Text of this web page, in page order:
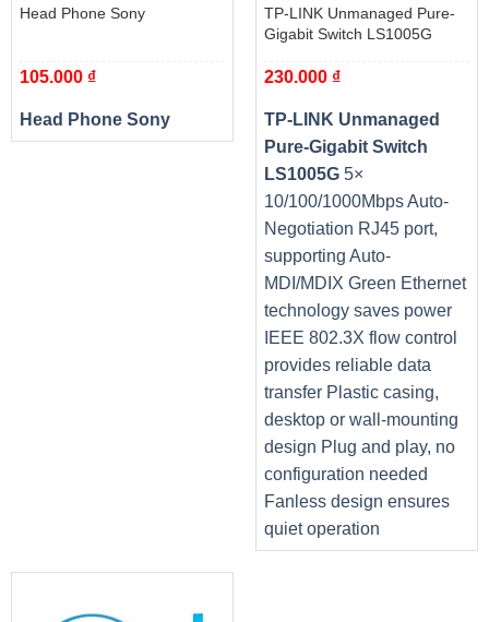
Head Phone Sony
105.000 ₫
Head Phone Sony
TP-LINK Unmanaged Pure-
Gigabit Switch LS1005G
230.000 ₫
TP-LINK Unmanaged
Pure-Gigabit Switch
LS1005G5×
10/100/1000Mbps Auto-
Negotiation RJ45 port,
supporting Auto-
MDI/MDIX Green Ethernet
technology saves power
IEEE 802.3X flow control
provides reliable data
transfer Plastic casing,
desktop or wall-mounting
design Plug and play, no
configuration needed
Fanless design ensures
quiet operation